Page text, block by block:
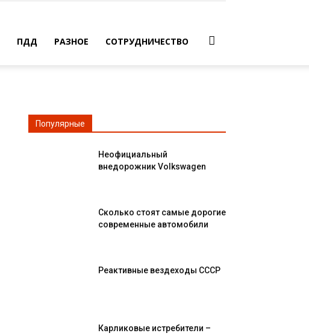
ПДД РАЗНОЕ СОТРУДНИЧЕСТВО
Популярные
Неофициальный
внедорожник Volkswagen
Сколько стоят самые дорогие
современные автомобили
Реактивные вездеходы СССР
Карликовые истребители –